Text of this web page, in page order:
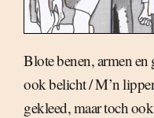
Blote benen, armen
ook belicht / M’n
gekleed, maar toch